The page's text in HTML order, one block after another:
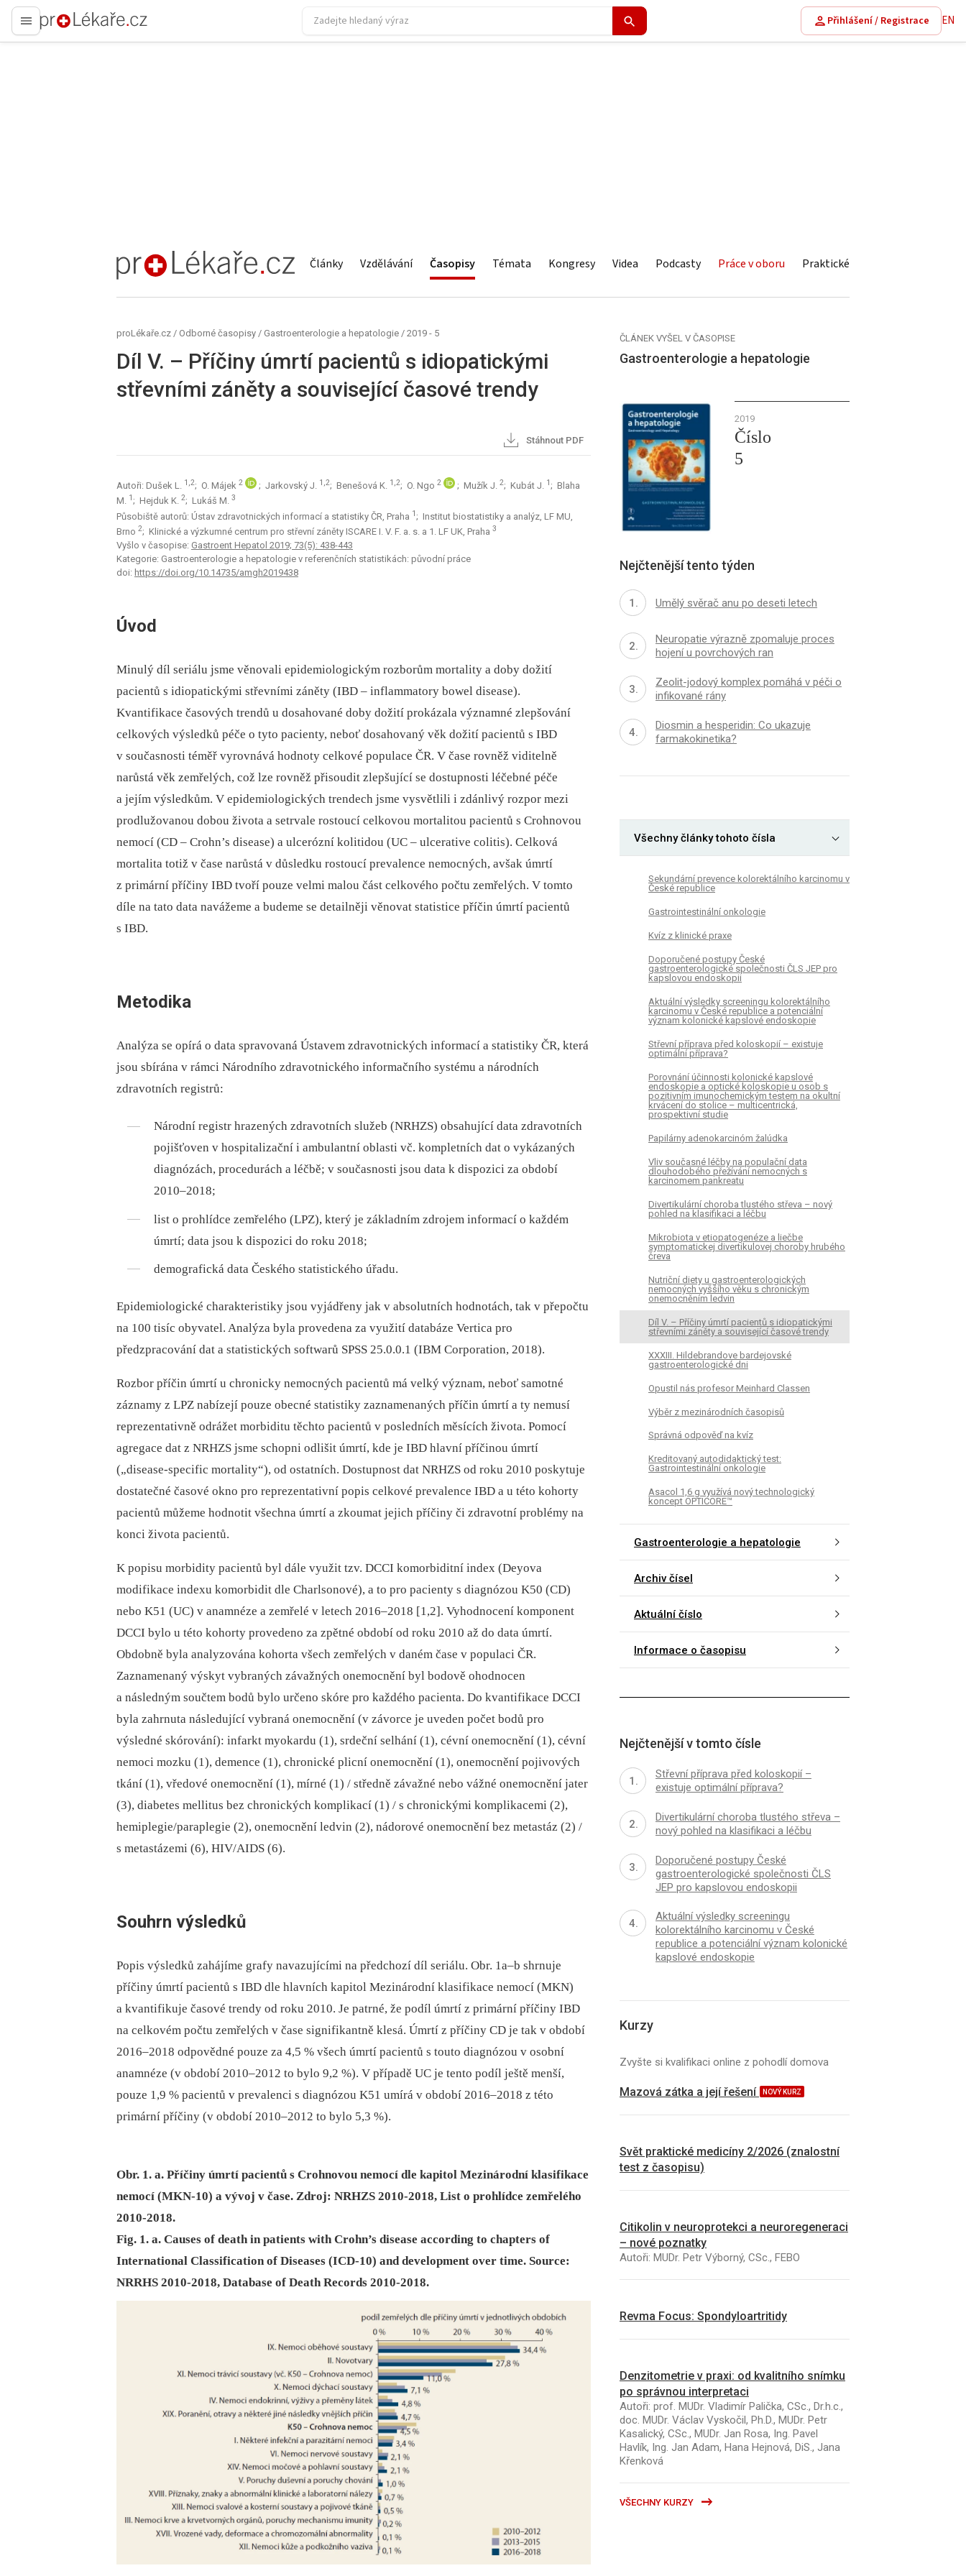
proLékaře.cz
Přihlášení / Registrace EN
proLékaře.cz Články Vzdělávání Časopisy Témata Kongresy Videa Podcasty Práce v oboru Praktické
proLékaře.cz / Odborné časopisy / Gastroenterologie a hepatologie / 2019 - 5
Díl V. – Příčiny úmrtí pacientů s idiopatickými
střevními záněty a související časové trendy
Stáhnout PDF
Autoři: Dušek L. 1,2; O. Májek 2 ; Jarkovský J. 1,2; Benešová K. 1,2; O. Ngo 2 ; Mužík J. 2; Kubát J. 1 ; Blaha
M. 1 ; Hejduk K. 2; Lukáš M. 3
Působiště autorů: Ústav zdravotnických informací a statistiky ČR, Praha 1; Institut biostatistiky a analýz, LF MU,
Brno 2; Klinické a výzkumné centrum pro střevní záněty ISCARE I. V. F. a. s. a 1. LF UK, Praha 3
Vyšlo v časopise: Gastroent Hepatol 2019; 73(5): 438-443
Kategorie: Gastroenterologie a hepatologie v referenčních statistikách: původní práce
doi: https://doi.org/10.14735/amgh2019438
Úvod
Minulý díl seriálu jsme věnovali epidemiologickým rozborům mortality a doby dožití
pacientů s idiopatickými střevními záněty (IBD –⁠ inflammatory bowel disease).
Kvantifikace časových trendů u dosahované doby dožití prokázala významné zlepšování
celkových výsledků péče o tyto pacienty, neboť dosahovaný věk dožití pacientů s IBD
v současnosti téměř vyrovnává hodnoty celkové populace ČR. V čase rovněž viditelně
narůstá věk zemřelých, což lze rovněž přisoudit zlepšující se dostupnosti léčebné péče
a jejím výsledkům. V epidemiologických trendech jsme vysvětlili i zdánlivý rozpor mezi
prodlužovanou dobou života a setrvale rostoucí celkovou mortalitou pacientů s Crohnovou
nemocí (CD –⁠ Crohn’s disease) a ulcerózní kolitidou (UC –⁠ ulcerative colitis). Celková
mortalita totiž v čase narůstá v důsledku rostoucí prevalence nemocných, avšak úmrtí
z primární příčiny IBD tvoří pouze velmi malou část celkového počtu zemřelých. V tomto
díle na tato data navážeme a budeme se detailněji věnovat statistice příčin úmrtí pacientů
s IBD.
Metodika
Analýza se opírá o data spravovaná Ústavem zdravotnických informací a statistiky ČR, která
jsou sbírána v rámci Národního zdravotnického informačního systému a národních
zdravotních registrů:
Národní registr hrazených zdravotních služeb (NRHZS) obsahující data zdravotních
pojišťoven v hospitalizační i ambulantní oblasti vč. kompletních dat o vykázaných
diagnózách, procedurách a léčbě; v současnosti jsou data k dispozici za období
2010–2018;
list o prohlídce zemřelého (LPZ), který je základním zdrojem informací o každém
úmrtí; data jsou k dispozici do roku 2018;
demografická data Českého statistického úřadu.
Epidemiologické charakteristiky jsou vyjádřeny jak v absolutních hodnotách, tak v přepočtu
na 100 tisíc obyvatel. Analýza byla provedena za využití databáze Vertica pro
předzpracování dat a statistických softwarů SPSS 25.0.0.1 (IBM Corporation, 2018).
Rozbor příčin úmrtí u chronicky nemocných pacientů má velký význam, neboť samotné
záznamy z LPZ nabízejí pouze obecné statistiky zaznamenaných příčin úmrtí a ty nemusí
reprezentativně odrážet morbiditu těchto pacientů v posledních měsících života. Pomocí
agregace dat z NRHZS jsme schopni odlišit úmrtí, kde je IBD hlavní příčinou úmrtí
(„disease-specific mortality“), od ostatních. Dostupnost dat NRHZS od roku 2010 poskytuje
dostatečné časové okno pro reprezentativní popis celkové prevalence IBD a u této kohorty
pacientů můžeme hodnotit všechna úmrtí a zkoumat jejich příčiny či zdravotní problémy na
konci života pacientů.
K popisu morbidity pacientů byl dále využit tzv. DCCI komorbiditní index (Deyova
modifikace indexu komorbidit dle Charlsonové), a to pro pacienty s diagnózou K50 (CD)
nebo K51 (UC) v anamnéze a zemřelé v letech 2016–2018 [1,2]. Vyhodnocení komponent
DCCI bylo u této kohorty provedeno za zpětné období od roku 2010 až do data úmrtí.
Obdobně byla analyzována kohorta všech zemřelých v daném čase v populaci ČR.
Zaznamenaný výskyt vybraných závažných onemocnění byl bodově ohodnocen
a následným součtem bodů bylo určeno skóre pro každého pacienta. Do kvantifikace DCCI
byla zahrnuta následující vybraná onemocnění (v závorce je uveden počet bodů pro
výsledné skórování): infarkt myokardu (1), srdeční selhání (1), cévní onemocnění (1), cévní
nemoci mozku (1), demence (1), chronické plicní onemocnění (1), onemocnění pojivových
tkání (1), vředové onemocnění (1), mírné (1) / středně závažné nebo vážné onemocnění jater
(3), diabetes mellitus bez chronických komplikací (1) / s chronickými komplikacemi (2),
hemiplegie/paraplegie (2), onemocnění ledvin (2), nádorové onemocnění bez metastáz (2) /
s metastázemi (6), HIV/AIDS (6).
Souhrn výsledků
Popis výsledků zahájíme grafy navazujícími na předchozí díl seriálu. Obr. 1a–b shrnuje
příčiny úmrtí pacientů s IBD dle hlavních kapitol Mezinárodní klasifikace nemocí (MKN)
a kvantifikuje časové trendy od roku 2010. Je patrné, že podíl úmrtí z primární příčiny IBD
na celkovém počtu zemřelých v čase signifikantně klesá. Úmrtí z příčiny CD je tak v období
2016–2018 odpovědné pouze za 4,5 % všech úmrtí pacientů s touto diagnózou v osobní
anamnéze (v období 2010–2012 to bylo 9,2 %). V případě UC je tento podíl ještě menší,
pouze 1,9 % pacientů v prevalenci s diagnózou K51 umírá v období 2016–2018 z této
primární příčiny (v období 2010–2012 to bylo 5,3 %).
Obr. 1. a. Příčiny úmrtí pacientů s Crohnovou nemocí dle kapitol Mezinárodní klasifikace
nemocí (MKN-10) a vývoj v čase. Zdroj: NRHZS 2010-2018, List o prohlídce zemřelého
2010-2018.
Fig. 1. a. Causes of death in patients with Crohn’s disease according to chapters of
International Classification of Diseases (ICD-10) and development over time. Source:
NRRHS 2010-2018, Database of Death Records 2010-2018.
ČLÁNEK VYŠEL V ČASOPISE
Gastroenterologie a hepatologie
2019
Číslo
5
Nejčtenější tento týden
Umělý svěrač anu po deseti letech
Neuropatie výrazně zpomaluje proces
hojení u povrchových ran
Zeolit-jodový komplex pomáhá v péči o
infikované rány
Diosmin a hesperidin: Co ukazuje
farmakokinetika?
Všechny články tohoto čísla
Sekundární prevence kolorektálního karcinomu v
České republice
Gastrointestinální onkologie
Kvíz z klinické praxe
Doporučené postupy České
gastroenterologické společnosti ČLS JEP pro
kapslovou endoskopii
Aktuální výsledky screeningu kolorektálního
karcinomu v České republice a potenciální
význam kolonické kapslové endoskopie
Střevní příprava před koloskopií – existuje
optimální příprava?
Porovnání účinnosti kolonické kapslové
endoskopie a optické koloskopie u osob s
pozitivním imunochemickým testem na okultní
krvácení do stolice – multicentrická,
prospektivní studie
Papilárny adenokarcinóm žalúdka
Vliv současné léčby na populační data
dlouhodobého přežívání nemocných s
karcinomem pankreatu
Divertikulární choroba tlustého střeva – nový
pohled na klasifikaci a léčbu
Mikrobiota v etiopatogenéze a liečbe
symptomatickej divertikulovej choroby hrubého
čreva
Nutriční diety u gastroenterologických
nemocných vyššího věku s chronickým
onemocněním ledvin
Díl V. – Příčiny úmrtí pacientů s idiopatickými
střevními záněty a související časové trendy
XXXIII. Hildebrandove bardejovské
gastroenterologické dni
Opustil nás profesor Meinhard Classen
Výběr z mezinárodních časopisů
Správná odpověď na kvíz
Kreditovaný autodidaktický test:
Gastrointestinální onkologie
Asacol 1,6 g využívá nový technologický
koncept OPTICORE™
Gastroenterologie a hepatologie
Archiv čísel
Aktuální číslo
Informace o časopisu
Nejčtenější v tomto čísle
Střevní příprava před koloskopií –
existuje optimální příprava?
Divertikulární choroba tlustého střeva –
nový pohled na klasifikaci a léčbu
Doporučené postupy České
gastroenterologické společnosti ČLS
JEP pro kapslovou endoskopii
Aktuální výsledky screeningu
kolorektálního karcinomu v České
republice a potenciální význam kolonické
kapslové endoskopie
Kurzy
Zvyšte si kvalifikaci online z pohodlí domova
Mazová zátka a její řešení NOVÝ KURZ
Svět praktické medicíny 2/2026 (znalostní
test z časopisu)
Citikolin v neuroprotekci a neuroregeneraci
– nové poznatky
Autoři: MUDr. Petr Výborný, CSc., FEBO
Revma Focus: Spondyloartritidy
Denzitometrie v praxi: od kvalitního snímku
po správnou interpretaci
Autoři: prof. MUDr. Vladimír Palička, CSc., Dr.h.c.,
doc. MUDr. Václav Vyskočil, Ph.D., MUDr. Petr
Kasalický, CSc., MUDr. Jan Rosa, Ing. Pavel
Havlík, Ing. Jan Adam, Hana Hejnová, DiS., Jana
Křenková
VŠECHNY KURZY